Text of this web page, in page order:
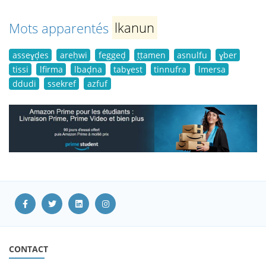
Mots apparentés lkanun
asseɣḍes areḥwi feggeḍ ṭṭamen asnulfu
ɣber
tissi
lfirma lbaḍna tabɣest tinnufra
lmersa
ddudi
ssekref azfuf
CONTACT